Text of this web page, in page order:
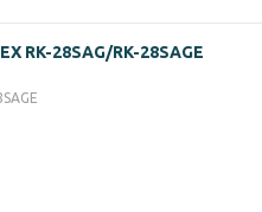
RK-28SAG/RK-28SAGE